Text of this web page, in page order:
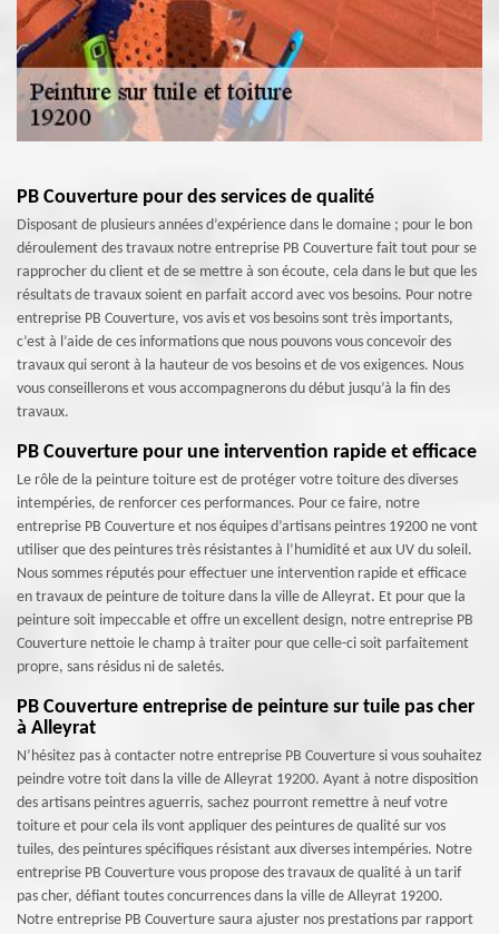
PB Couverture pour des services de qualité
Disposant de plusieurs années d’expérience dans le domaine ; pour le bon
déroulement des travaux notre entreprise PB Couverture fait tout pour se
rapprocher du client et de se mettre à son écoute, cela dans le but que les
résultats de travaux soient en parfait accord avec vos besoins. Pour notre
entreprise PB Couverture, vos avis et vos besoins sont très importants,
c’est à l’aide de ces informations que nous pouvons vous concevoir des
travaux qui seront à la hauteur de vos besoins et de vos exigences. Nous
vous conseillerons et vous accompagnerons du début jusqu’à la fin des
travaux.
PB Couverture pour une intervention rapide et efficace
Le rôle de la peinture toiture est de protéger votre toiture des diverses
intempéries, de renforcer ces performances. Pour ce faire, notre
entreprise PB Couverture et nos équipes d’artisans peintres 19200 ne vont
utiliser que des peintures très résistantes à l’humidité et aux UV du soleil.
Nous sommes réputés pour effectuer une intervention rapide et efficace
en travaux de peinture de toiture dans la ville de Alleyrat. Et pour que la
peinture soit impeccable et offre un excellent design, notre entreprise PB
Couverture nettoie le champ à traiter pour que celle-ci soit parfaitement
propre, sans résidus ni de saletés.
PB Couverture entreprise de peinture sur tuile pas cher
à Alleyrat
N’hésitez pas à contacter notre entreprise PB Couverture si vous souhaitez
peindre votre toit dans la ville de Alleyrat 19200. Ayant à notre disposition
des artisans peintres aguerris, sachez pourront remettre à neuf votre
toiture et pour cela ils vont appliquer des peintures de qualité sur vos
tuiles, des peintures spécifiques résistant aux diverses intempéries. Notre
entreprise PB Couverture vous propose des travaux de qualité à un tarif
pas cher, défiant toutes concurrences dans la ville de Alleyrat 19200.
Notre entreprise PB Couverture saura ajuster nos prestations par rapport